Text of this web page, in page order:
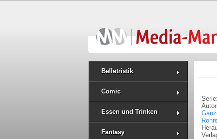
Belletristik
Comic
Essen und Trinken
Fantasy